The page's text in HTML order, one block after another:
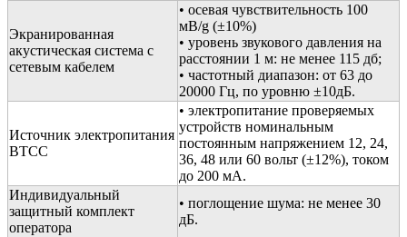
Экранированная
акустическая система с
сетевым кабелем
• осевая чувствительность 100
мВ/g (±10%)
• уровень звукового давления на
расстоянии 1 м: не менее 115 дб;
• частотный диапазон: от 63 до
20000 Гц, по уровню ±10дБ.
Источник электропитания
ВТСС
• электропитание проверяемых
устройств номинальным
постоянным напряжением 12, 24,
36, 48 или 60 вольт (±12%), током
до 200 мА.
Индивидуальный
защитный комплект
оператора
• поглощение шума: не менее 30
дБ.